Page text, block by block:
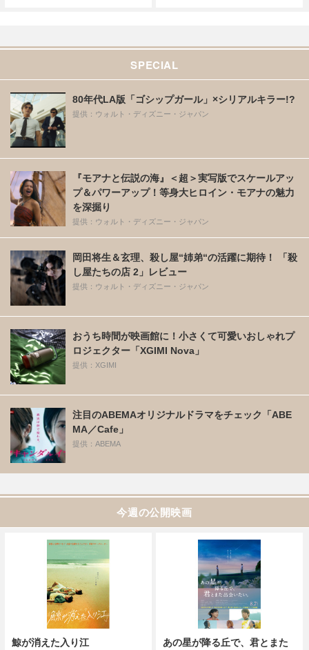
SPECIAL
80年代LA版「ゴシップガール」×シリアルキラー!?
提供：ウォルト・ディズニー・ジャパン
『モアナと伝説の海』＜超＞実写版でスケールアッ
プ＆パワーアップ！等身大ヒロイン・モアナの魅力
を深掘り
提供：ウォルト・ディズニー・ジャパン
岡田将生＆玄理、殺し屋“姉弟“の活躍に期待！ 「殺
し屋たちの店 2」レビュー
提供：ウォルト・ディズニー・ジャパン
おうち時間が映画館に！小さくて可愛いおしゃれプ
ロジェクター「XGIMI Nova」
提供：XGIMI
注目のABEMAオリジナルドラマをチェック「ABE
MA／Cafe」
提供：ABEMA
今週の公開映画
鯨が消えた入り江
あの星が降る丘で、君とまた